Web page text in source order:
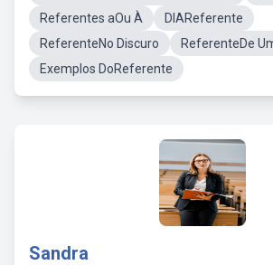
Referentes aOu À
DIAReferente
ReferenteNo Discuro
ReferenteDe
Exemplos DoReferente
Sandra